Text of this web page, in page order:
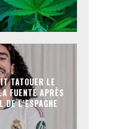
TATOUER LE
FUENTE APRÈS
DE L’ESPAGNE